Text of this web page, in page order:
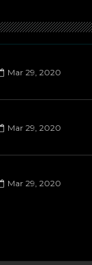
Mar 29, 2020
Mar 29, 2020
Mar 29, 2020